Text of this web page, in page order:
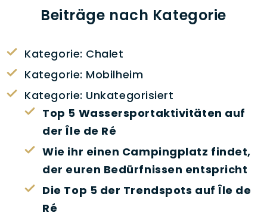
Beiträge nach Kategorie
Kategorie: Chalet
Kategorie: Mobilheim
Kategorie: Unkategorisiert
Top 5 Wassersportaktivitäten auf
der Île de Ré
Wie ihr einen Campingplatz findet,
der euren Bedürfnissen entspricht
Die Top 5 der Trendspots auf Île de
Ré